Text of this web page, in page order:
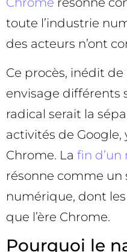
toute l’industrie
des acteurs n’ont
Ce procès, inédit
envisage différents
radical serait la
activités de Google,
Chrome. La fin
résonne comme un
numérique, dont
que l’ère Chrome.
Pourquoi le